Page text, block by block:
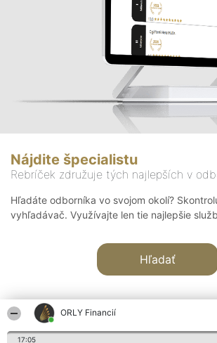
ORLY Financií
17:05
Nájdite špecialistu
Rebríček združuje tých najlepších v
Hľadáte odborníka vo svojom okolí?
vyhľadávač. Využívajte len tie najlepšie
Hľadať